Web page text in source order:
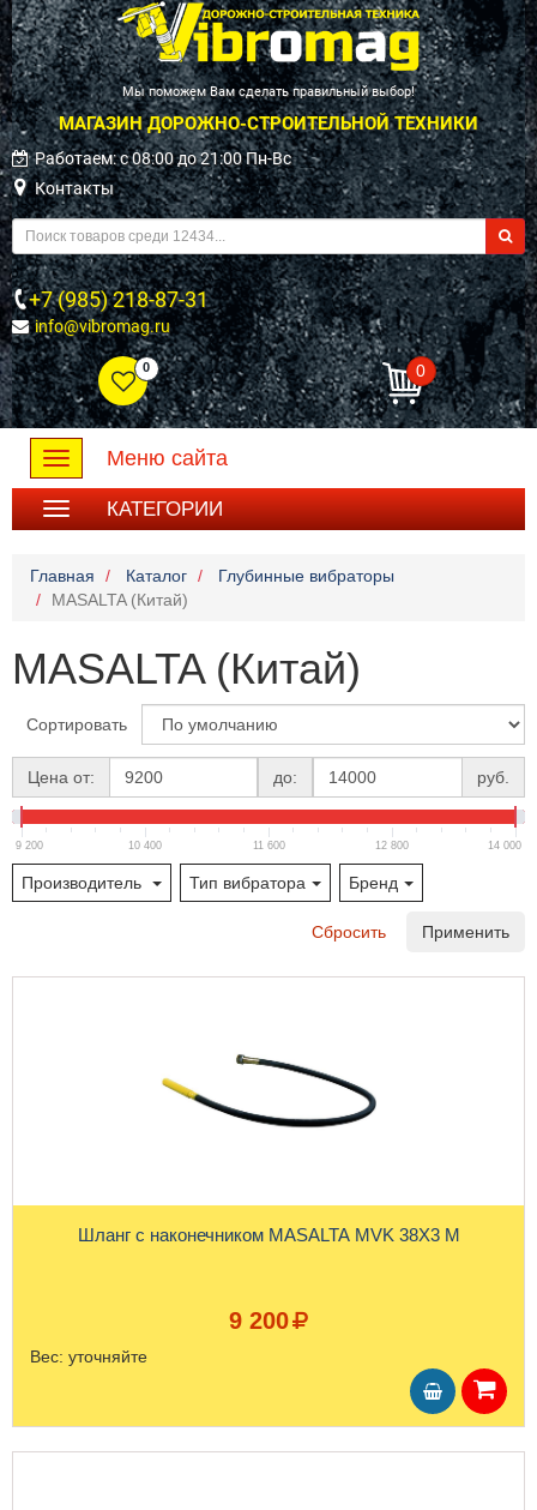
Мы поможем Вам сделать правильный выбор!
МАГАЗИН ДОРОЖНО-СТРОИТЕЛЬНОЙ ТЕХНИКИ
Работаем: c 08:00 до 21:00 Пн-Вс
Контакты
+7 (985) 218-87-31
info@vibromag.ru
0 0
Toggle
navigation
Меню сайта
КАТЕГОРИИ
Главная Каталог
Глубинные вибраторы
MASALTA (Китай)
MASALTA (Китай)
Сортировать
Цена от: до: руб.
9 200 10 400 11 600 12 800 14 000
Производитель Тип вибратора Бренд
Сбросить Применить
Шланг с наконечником MASALTA MVK 38X3 М
9 200
Вес: уточняйте